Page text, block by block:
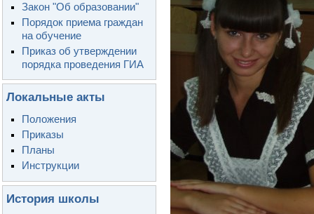
Закон "Об образовании"
Порядок приема граждан
на обучение
Приказ об утверждении
порядка проведения ГИА
Локальные акты
Положения
Приказы
Планы
Инструкции
История школы